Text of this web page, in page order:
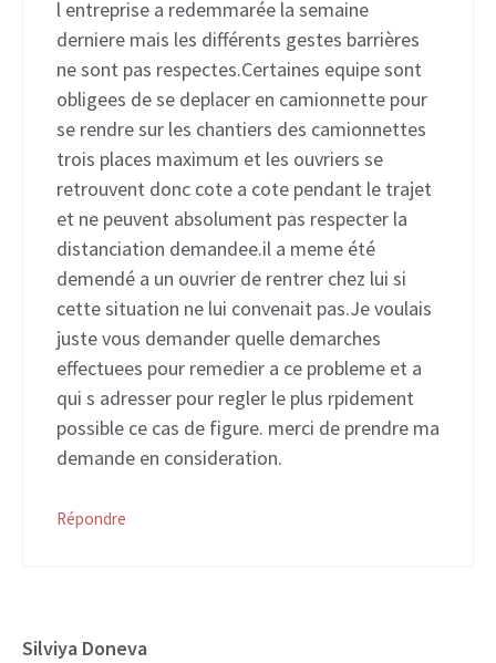
l entreprise a redemmarée la semaine
derniere mais les différents gestes barrières
ne sont pas respectes.Certaines equipe sont
obligees de se deplacer en camionnette pour
se rendre sur les chantiers des camionnettes
trois places maximum et les ouvriers se
retrouvent donc cote a cote pendant le trajet
et ne peuvent absolument pas respecter la
distanciation demandee.il a meme été
demendé a un ouvrier de rentrer chez lui si
cette situation ne lui convenait pas.Je voulais
juste vous demander quelle demarches
effectuees pour remedier a ce probleme et a
qui s adresser pour regler le plus rpidement
possible ce cas de figure. merci de prendre ma
demande en consideration.
Répondre
Silviya Doneva